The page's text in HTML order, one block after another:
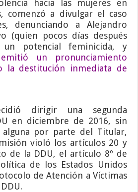
hacia las mujeres en
comenzó a divulgar el caso
denunciando a Alejandro
(quien pocos días después
un potencial feminicida, y
un pronunciamiento
la destitución inmediata de
dirigir una segunda
en diciembre de 2016, sin
alguna por parte del Titular,
violó los artículos 20 y
de la DDU, el artículo 8º de
de los Estados Unidos
de Atención a Víctimas